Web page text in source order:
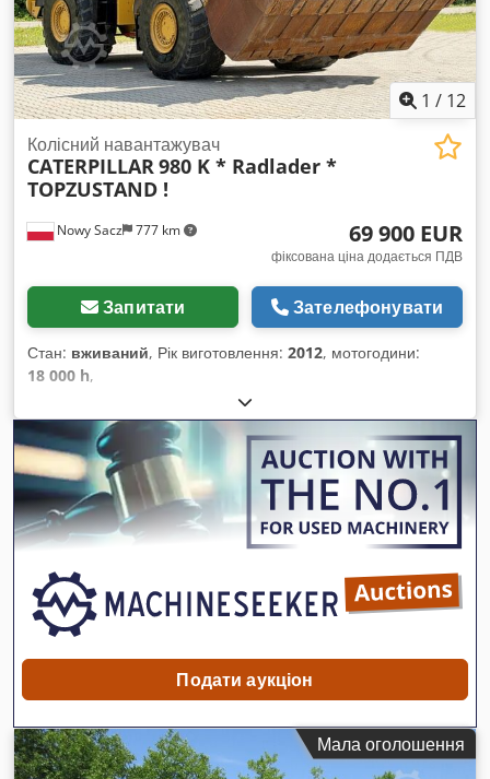
1 / 12
Nowy Sacz 777 km
Колісний навантажувач
CATERPILLAR980 K * Radlader *
TOPZUSTAND !
69 900 EUR
фіксована ціна додається ПДВ
Запитати Зателефонувати
Стан: вживаний, Рік виготовлення: 2012, мотогодини:
18 000 h,
Подати аукціон
Мала оголошення